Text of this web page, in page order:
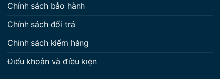
Chính sách bảo hành
Chính sách đổi trả
Chính sách kiểm hàng
Điểu khoản và điều kiện